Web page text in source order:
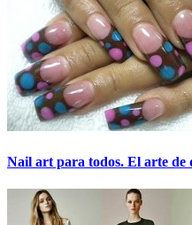
Nail art para todos. El arte de